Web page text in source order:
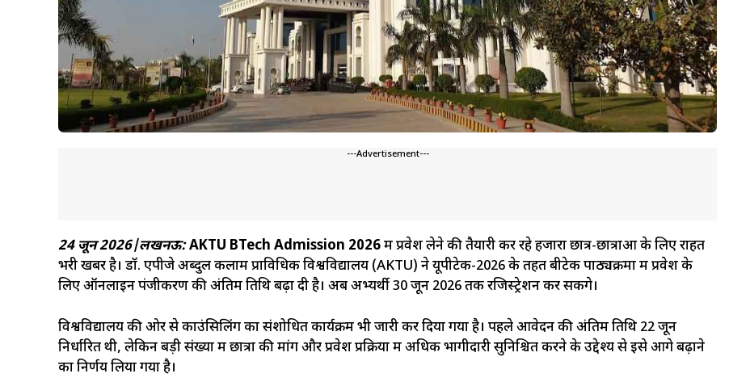
---Advertisement---
24 जून 2026|लखनऊ:AKTU BTech Admission 2026में प्रवेश लेने की तैयारी कर रहे हजारों छात्र-छात्राओं के लिए राहत
भरी खबर है। डॉ. एपीजे अब्दुल कलाम प्राविधिक विश्वविद्यालय (AKTU) ने यूपीटेक-2026 के तहत बीटेक पाठ्यक्रमों में प्रवेश के
लिए ऑनलाइन पंजीकरण की अंतिम तिथि बढ़ा दी है। अब अभ्यर्थी 30 जून 2026 तक रजिस्ट्रेशन कर सकेंगे।
विश्वविद्यालय की ओर से काउंसिलिंग का संशोधित कार्यक्रम भी जारी कर दिया गया है। पहले आवेदन की अंतिम तिथि 22 जून
निर्धारित थी, लेकिन बड़ी संख्या में छात्रों की मांग और प्रवेश प्रक्रिया में अधिक भागीदारी सुनिश्चित करने के उद्देश्य से इसे आगे बढ़ाने
का निर्णय लिया गया है।